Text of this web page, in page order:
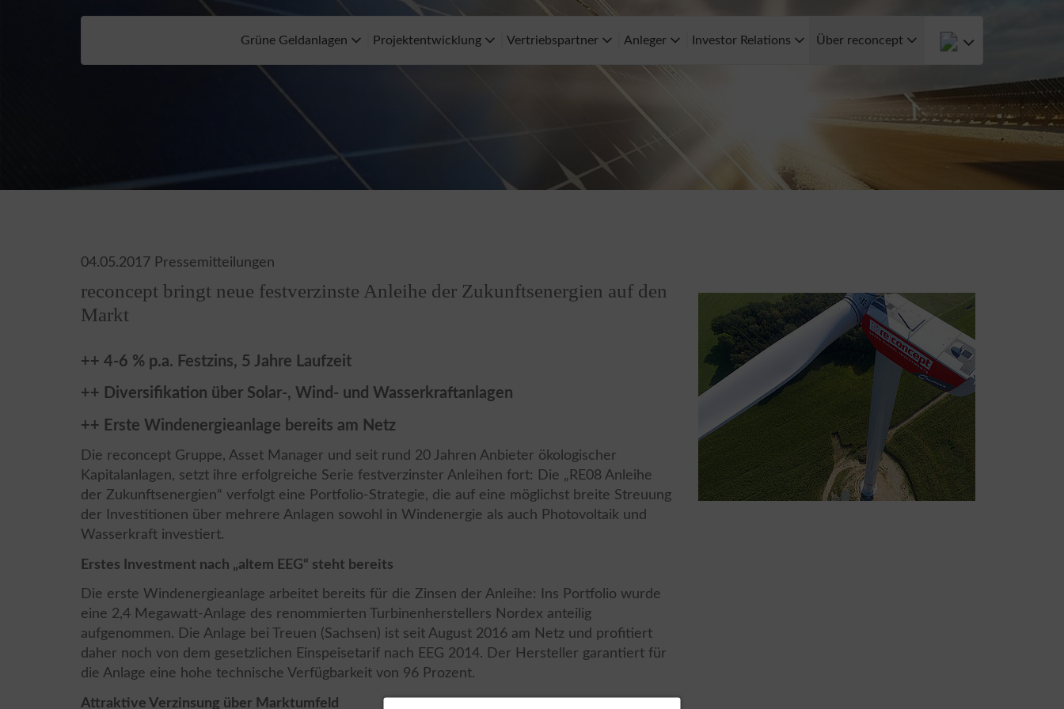
Grüne Geldanlagen Projektentwicklung Vertriebspartner Anleger Investor Relations Über reconcept
04.05.2017 Pressemitteilungen
reconcept bringt neue festverzinste Anleihe der Zukunftsenergien auf den
Markt
++ 4-6 % p.a. Festzins, 5 Jahre Laufzeit
++ Diversifikation über Solar-, Wind- und Wasserkraftanlagen
++ Erste Windenergieanlage bereits am Netz
Die reconcept Gruppe, Asset Manager und seit rund 20 Jahren Anbieter ökologischer
Kapitalanlagen, setzt ihre erfolgreiche Serie festverzinster Anleihen fort: Die „RE08 Anleihe
der Zukunftsenergien“ verfolgt eine Portfolio-Strategie, die auf eine möglichst breite Streuung
der Investitionen über mehrere Anlagen sowohl in Windenergie als auch Photovoltaik und
Wasserkraft investiert.
Erstes Investment nach „altem EEG“ steht bereits
Die erste Windenergieanlage arbeitet bereits für die Zinsen der Anleihe: Ins Portfolio wurde
eine 2,4 Megawatt-Anlage des renommierten Turbinenherstellers Nordex anteilig
aufgenommen. Die Anlage bei Treuen (Sachsen) ist seit August 2016 am Netz und profitiert
daher noch von dem gesetzlichen Einspeisetarif nach EEG 2014. Der Hersteller garantiert für
die Anlage eine hohe technische Verfügbarkeit von 96 Prozent.
Attraktive Verzinsung über Marktumfeld